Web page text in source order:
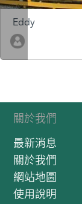
Eddy
關於我們
最新消息
關於我們
網站地圖
使用說明